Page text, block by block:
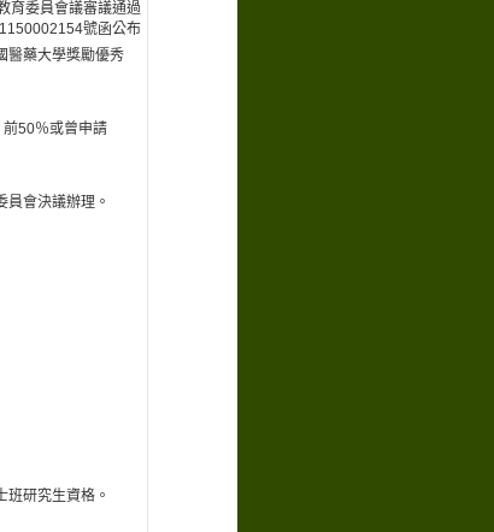
育委員會議審議通過
號函公布
醫藥大學獎勵優秀
50％或曾申請
會決議辦理。
研究生資格。